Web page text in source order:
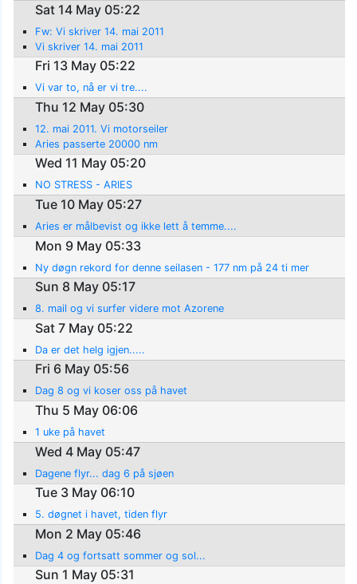
Sat 14 May 05:22
Fw: Vi skriver 14. mai 2011
Vi skriver 14. mai 2011
Fri 13 May 05:22
Vi var to, nå er vi tre....
Thu 12 May 05:30
12. mai 2011. Vi motorseiler
Aries passerte 20000 nm
Wed 11 May 05:20
NO STRESS - ARIES
Tue 10 May 05:27
Aries er målbevist og ikke lett å temme....
Mon 9 May 05:33
Ny døgn rekord for denne seilasen - 177 nm på 24 ti mer
Sun 8 May 05:17
8. mail og vi surfer videre mot Azorene
Sat 7 May 05:22
Da er det helg igjen.....
Fri 6 May 05:56
Dag 8 og vi koser oss på havet
Thu 5 May 06:06
1 uke på havet
Wed 4 May 05:47
Dagene flyr... dag 6 på sjøen
Tue 3 May 06:10
5. døgnet i havet, tiden flyr
Mon 2 May 05:46
Dag 4 og fortsatt sommer og sol...
Sun 1 May 05:31